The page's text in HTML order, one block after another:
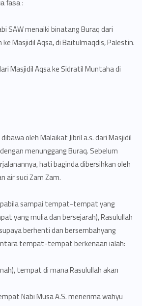
fasa
SAW menaiki binatang Buraq dari
Masjidil Aqsa, di Baitulmaqdis, Palestin.
Masjidil Aqsa ke Sidratil Muntaha di
oleh Malaikat Jibril a.s. dari Masjidil
menunggang Buraq. Sebelum
hati baginda dibersihkan oleh
air suci Zam Zam.
sampai tempat-tempat yang
yang mulia dan bersejarah), Rasulullah
berhenti dan bersembahyang
tempat-tempat berkenaan ialah:
tempat di mana Rasulullah akan
Nabi Musa A.S. menerima wahyu